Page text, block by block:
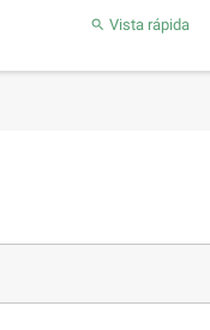
 Vista rápida